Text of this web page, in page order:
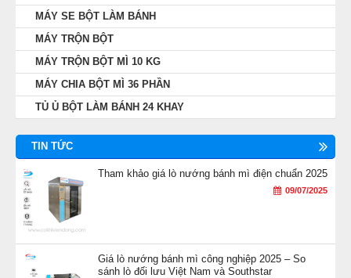
MÁY SE BỘT LÀM BÁNH
MÁY TRỘN BỘT
MÁY TRỘN BỘT MÌ 10 KG
MÁY CHIA BỘT MÌ 36 PHẦN
TỦ Ủ BỘT LÀM BÁNH 24 KHAY
TIN TỨC
Tham khảo giá lò nướng bánh mì điện chuẩn 2025
09/07/2025
Giá lò nướng bánh mì công nghiệp 2025 – So
sánh lò đối lưu Việt Nam và Southstar